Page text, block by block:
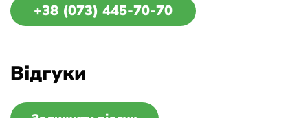
+38 (073) 445-70-70
Відгуки